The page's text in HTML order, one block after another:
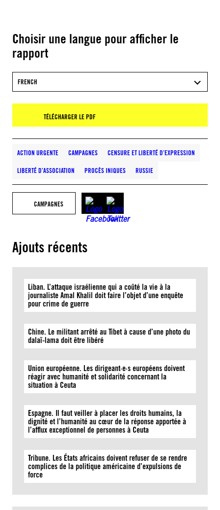
Choisir une langue pour afficher le
rapport
FRENCH
TÉLÉCHARGER LE PDF
ACTION URGENTE CAMPAGNES CENSURE ET LIBERTÉ D’EXPRESSION
LIBERTÉ D’ASSOCIATION PROCÈS INIQUES RUSSIE
CAMPAGNES
Ajouts récents
Liban. L’attaque israélienne qui a coûté la vie à la
journaliste Amal Khalil doit faire l’objet d’une enquête
pour crime de guerre
Chine. Le militant arrêté au Tibet à cause d’une photo du
dalaï-lama doit être libéré
Union européenne. Les dirigeant·e·s européens doivent
réagir avec humanité et solidarité concernant la
situation à Ceuta
Espagne. Il faut veiller à placer les droits humains, la
dignité et l’humanité au cœur de la réponse apportée à
l’afflux exceptionnel de personnes à Ceuta
Tribune. Les États africains doivent refuser de se rendre
complices de la politique américaine d’expulsions de
force